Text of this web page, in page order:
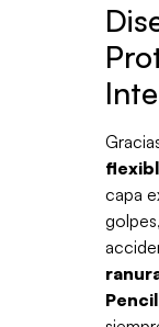
capa
Pencil